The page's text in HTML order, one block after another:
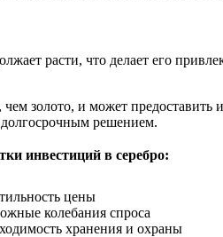
расти, что делает его
золото, и может
решением.
инвестиций в серебро:
цены
колебания спроса
хранения и охраны